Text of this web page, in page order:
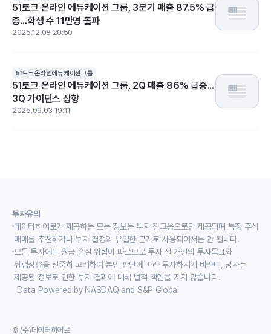
51토크 온라인 에듀케이션 그룹, 3분기 매출 87.5% 급
증...학생 수 11만명 돌파
2025.12.08 20:50
51토크온라인에듀케이션그룹
51토크 온라인 에듀케이션 그룹, 2Q 매출 86% 급증...
3Q 가이던스 상향
2025.09.03 19:11
투자유의
데이터히어로가 제공하는 모든 정보는 투자 참고용으로만 제공되며 특정 주식
매매를 추천하거나 투자 결정의 유일한 근거로 사용되어서는 안 됩니다.
모든 투자에는 원금 손실 위험이 따르므로 투자 전 개인의 투자목표와
위험성향을 신중히 고려하여 본인 판단에 따라 투자하시기 바라며, 당사는
제공된 정보로 인한 투자 결과에 대해 법적 책임을 지지 않습니다.
Data Powered by NASDAQ and S&P Global
© (주)데이터히어로